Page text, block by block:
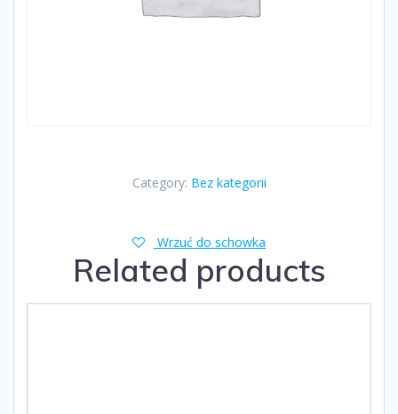
Category: Bez kategorii
Wrzuć do schowka
Related products